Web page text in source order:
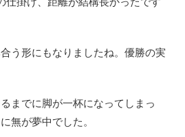
う形にもなりましたね。優勝の実
までに脚が一杯になってしまっ
無が夢中でした。